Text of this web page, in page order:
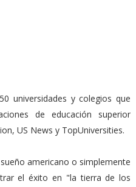
universidades y colegios que
de educación superior
US News y TopUniversities.
americano o simplemente
el éxito en "la tierra de los